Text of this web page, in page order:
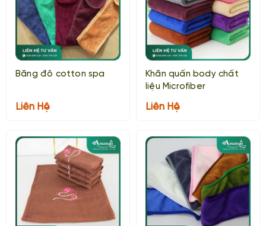
Băng đô cotton spa
Liên Hệ
Khăn quấn body chất
liệu Microfiber
Liên Hệ